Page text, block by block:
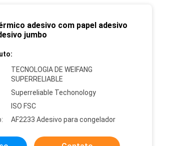
adesivo com papel adesivo
jumbo
TECNOLOGIA DE WEIFANG
SUPERRELIABLE
Superreliable Techonology
ISO FSC
AF2233 Adesivo para congelador